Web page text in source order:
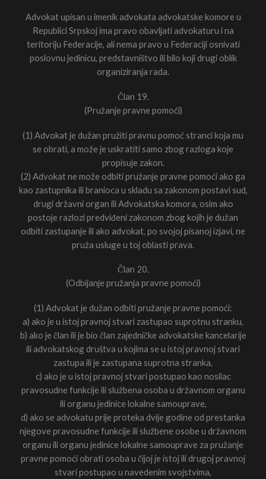
Advokat upisan u imenik advokata advokatske komore u
Republici Srpskoj ima pravo obavljati advokaturu i na
teritoriju Federacije, ali nema pravo u Federaciji osnivati
poslovnu jedinicu, predstavništvo ili bilo koji drugi oblik
organiziranja rada.
Član 19.
(Pružanje pravne pomoći)
(1) Advokat je dužan pružiti pravnu pomoć stranci koja mu
se obrati, a može je uskratiti samo zbog razloga koje
propisuje zakon.
(2) Advokat ne može odbiti pružanje pravne pomoći ako ga
kao zastupnika ili branioca u skladu sa zakonom postavi sud,
drugi državni organ ili Advokatska komora, osim ako
postoje razlozi predviđeni zakonom zbog kojih je dužan
odbiti zastupanje ili ako advokat, po svojoj pisanoj izjavi, ne
pruža usluge u toj oblasti prava.
Član 20.
(Odbijanje pružanja pravne pomoći)
(1) Advokat je dužan odbiti pružanje pravne pomoći:
a) ako je u istoj pravnoj stvari zastupao suprotnu stranku,
b) ako je član ili je bio član zajedničke advokatske kancelarije
ili advokatskog društva u kojima se u istoj pravnoj stvari
zastupa ili je zastupana suprotna stranka,
c) ako je u istoj pravnoj stvari postupao kao nosilac
pravosudne funkcije ili službena osoba u državnom organu
ili organu jedinice lokalne samouprave,
d) ako se advokatu prije proteka dvije godine od prestanka
njegove pravosudne funkcije ili službene osobe u državnom
organu ili organu jedinice lokalne samouprave za pružanje
pravne pomoći obrati osoba u čijoj je istoj ili drugoj pravnoj
stvari postupao u navedenim svojstvima,